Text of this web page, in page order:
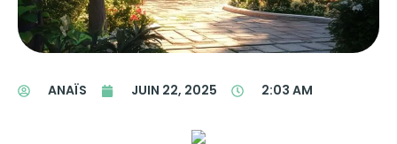
ANAÏS JUIN 22, 2025 2:03 AM